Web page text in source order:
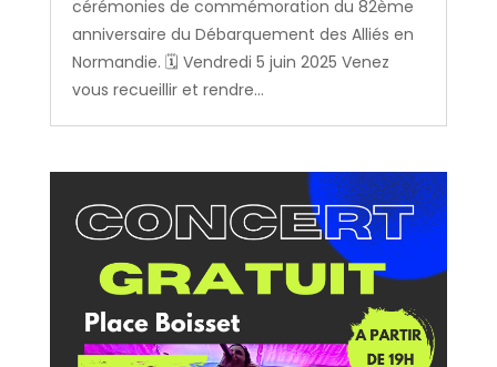
cérémonies de commémoration du 82ème
anniversaire du Débarquement des Alliés en
Normandie. 🗓️ Vendredi 5 juin 2025 Venez
vous recueillir et rendre...